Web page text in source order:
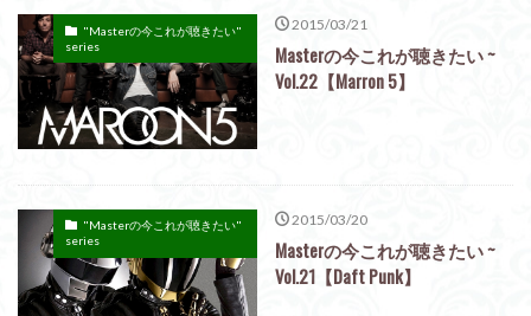
"Masterの今これが聴きたい"
series
2015/03/21
Masterの今これが聴きたい ~
Vol.22【Marron 5】
"Masterの今これが聴きたい"
series
2015/03/20
Masterの今これが聴きたい ~
Vol.21【Daft Punk】